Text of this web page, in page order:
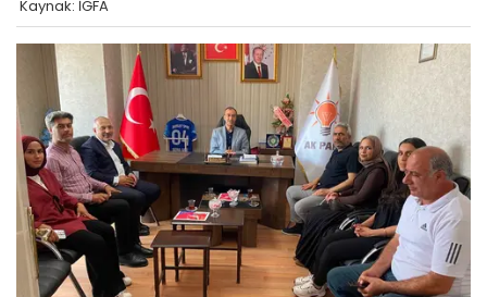
Kaynak: İGFA